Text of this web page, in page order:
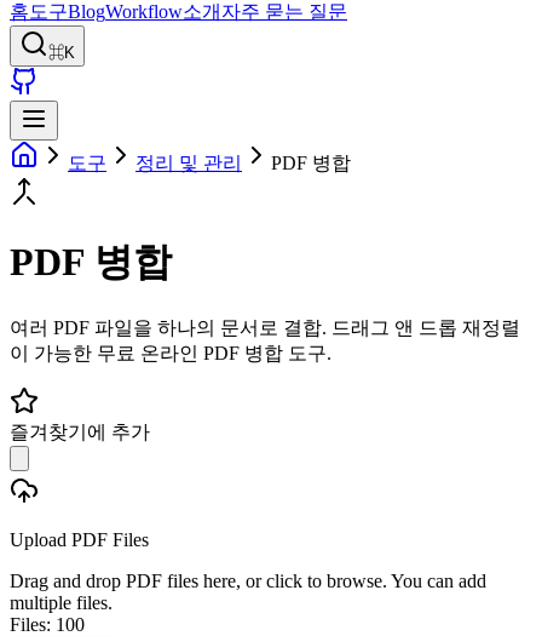
홈도구BlogWorkflow소개 자주 묻는 질문
⌘K
도구 정리 및 관리 PDF 병합
PDF 병합
여러 PDF 파일을 하나의 문서로 결합. 드래그 앤 드롭 재정렬
이 가능한 무료 온라인 PDF 병합 도구.
즐겨찾기에 추가
Upload PDF Files
Drag and drop PDF files here, or click to browse. You can add
multiple files.
Files: 100